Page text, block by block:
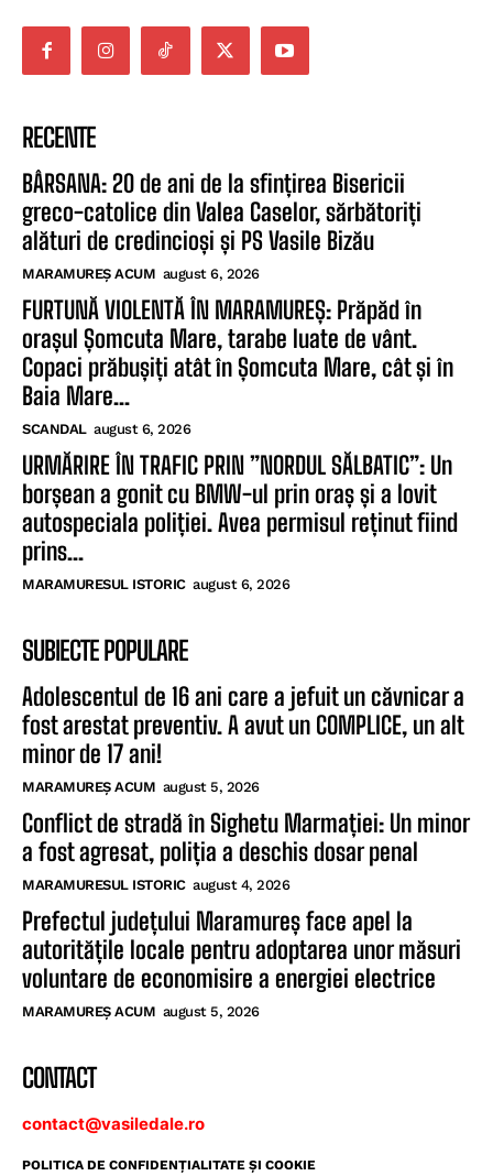
RECENTE
BÂRSANA: 20 de ani de la sfințirea Bisericii
greco-catolice din Valea Caselor, sărbătoriți
alături de credincioși și PS Vasile Bizău
MARAMUREȘ ACUM august 6, 2026
FURTUNĂ VIOLENTĂ ÎN MARAMUREȘ: Prăpăd în
orașul Șomcuta Mare, tarabe luate de vânt.
Copaci prăbușiți atât în Șomcuta Mare, cât și în
Baia Mare...
SCANDAL august 6, 2026
URMĂRIRE ÎN TRAFIC PRIN ”NORDUL SĂLBATIC”: Un
borșean a gonit cu BMW-ul prin oraș și a lovit
autospeciala poliției. Avea permisul reținut fiind
prins...
MARAMURESUL ISTORIC august 6, 2026
SUBIECTE POPULARE
Adolescentul de 16 ani care a jefuit un căvnicar a
fost arestat preventiv. A avut un COMPLICE, un alt
minor de 17 ani!
MARAMUREȘ ACUM august 5, 2026
Conflict de stradă în Sighetu Marmației: Un minor
a fost agresat, poliția a deschis dosar penal
MARAMURESUL ISTORIC august 4, 2026
Prefectul județului Maramureș face apel la
autoritățile locale pentru adoptarea unor măsuri
voluntare de economisire a energiei electrice
MARAMUREȘ ACUM august 5, 2026
CONTACT
contact@vasiledale.ro
POLITICA DE CONFIDENŢIALITATE ŞI COOKIE